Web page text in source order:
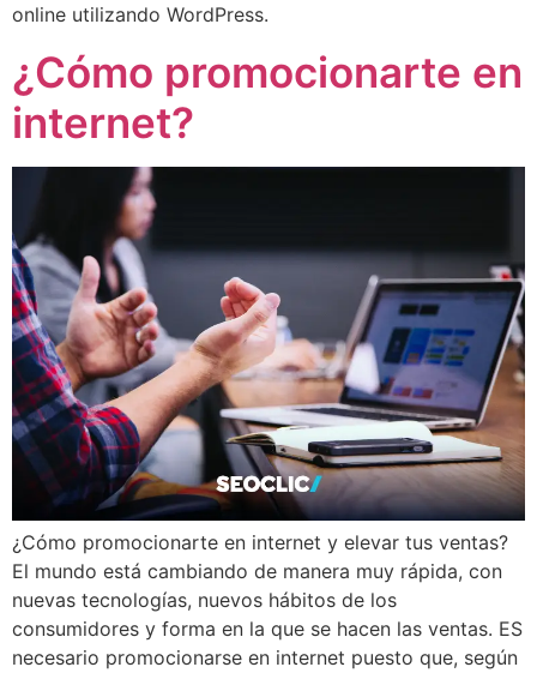
online utilizando WordPress.
¿Cómo promocionarte en
internet?
¿Cómo promocionarte en internet y elevar tus ventas?
El mundo está cambiando de manera muy rápida, con
nuevas tecnologías, nuevos hábitos de los
consumidores y forma en la que se hacen las ventas. ES
necesario promocionarse en internet puesto que, según